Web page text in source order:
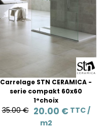
Carrelage STN CERAMICA -
serie compakt 60x60
1°choix
35.00 € 20.00 € TTC /
m2